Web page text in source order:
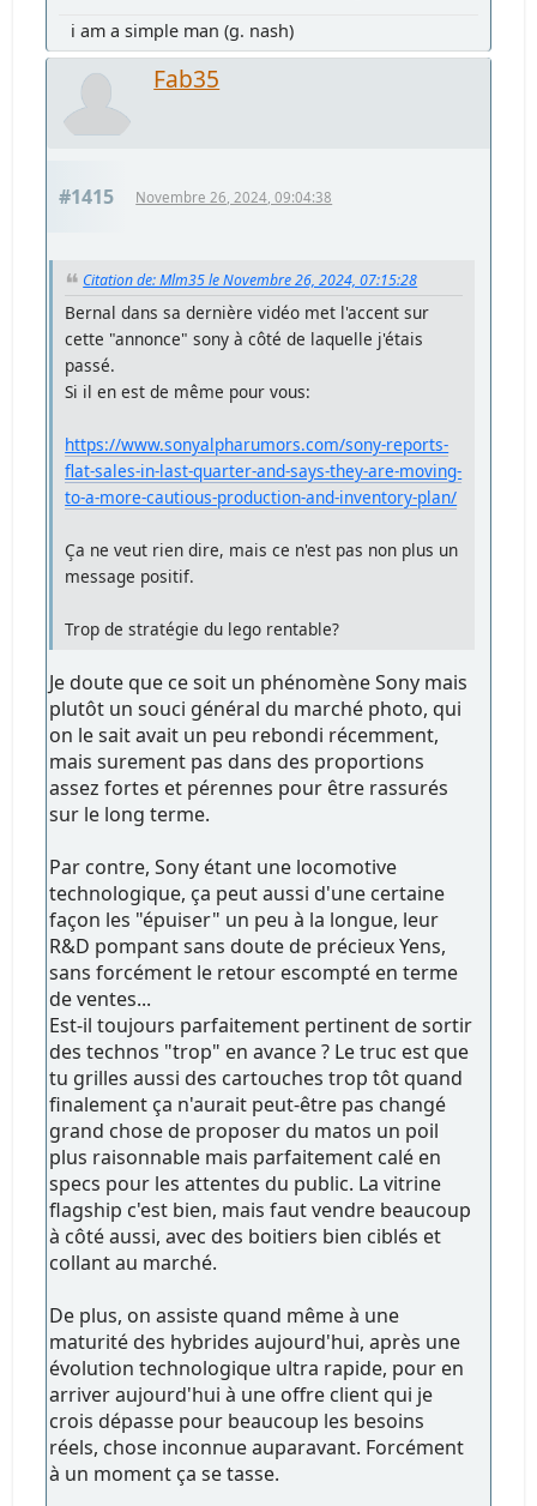
i am a simple man (g. nash)
Fab35
#1415 Novembre 26, 2024, 09:04:38
Citation de: Mlm35 le Novembre 26, 2024, 07:15:28
Bernal dans sa dernière vidéo met l'accent sur
cette "annonce" sony à côté de laquelle j'étais
passé.
Si il en est de même pour vous:
https://www.sonyalpharumors.com/sony-reports-
flat-sales-in-last-quarter-and-says-they-are-moving-
to-a-more-cautious-production-and-inventory-plan/
Ça ne veut rien dire, mais ce n'est pas non plus un
message positif.
Trop de stratégie du lego rentable?
Je doute que ce soit un phénomène Sony mais
plutôt un souci général du marché photo, qui
on le sait avait un peu rebondi récemment,
mais surement pas dans des proportions
assez fortes et pérennes pour être rassurés
sur le long terme.
Par contre, Sony étant une locomotive
technologique, ça peut aussi d'une certaine
façon les "épuiser" un peu à la longue, leur
R&D pompant sans doute de précieux Yens,
sans forcément le retour escompté en terme
de ventes...
Est-il toujours parfaitement pertinent de sortir
des technos "trop" en avance ? Le truc est que
tu grilles aussi des cartouches trop tôt quand
finalement ça n'aurait peut-être pas changé
grand chose de proposer du matos un poil
plus raisonnable mais parfaitement calé en
specs pour les attentes du public. La vitrine
flagship c'est bien, mais faut vendre beaucoup
à côté aussi, avec des boitiers bien ciblés et
collant au marché.
De plus, on assiste quand même à une
maturité des hybrides aujourd'hui, après une
évolution technologique ultra rapide, pour en
arriver aujourd'hui à une offre client qui je
crois dépasse pour beaucoup les besoins
réels, chose inconnue auparavant. Forcément
à un moment ça se tasse.